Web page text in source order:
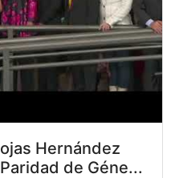
Hernández
de Géne...